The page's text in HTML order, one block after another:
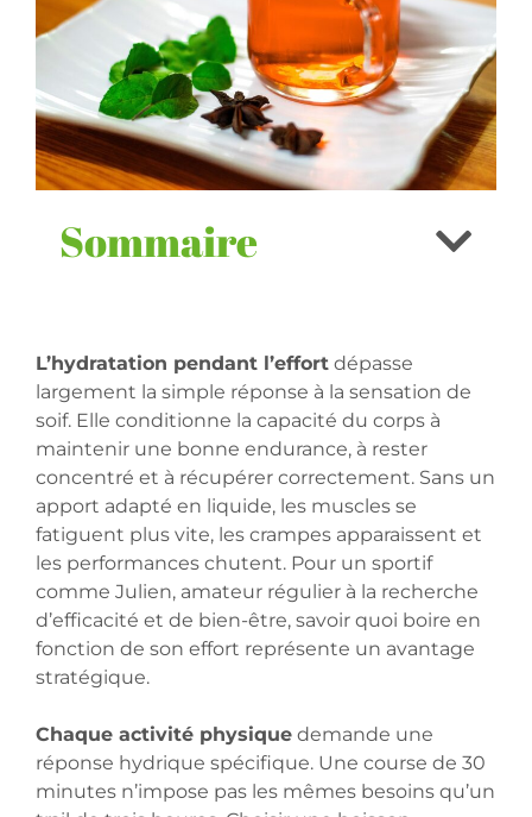
Sommaire
L’hydratation pendant l’effort dépasse
largement la simple réponse à la sensation de
soif. Elle conditionne la capacité du corps à
maintenir une bonne endurance, à rester
concentré et à récupérer correctement. Sans un
apport adapté en liquide, les muscles se
fatiguent plus vite, les crampes apparaissent et
les performances chutent. Pour un sportif
comme Julien, amateur régulier à la recherche
d’efficacité et de bien-être, savoir quoi boire en
fonction de son effort représente un avantage
stratégique.
Chaque activité physique demande une
réponse hydrique spécifique. Une course de 30
minutes n’impose pas les mêmes besoins qu’un